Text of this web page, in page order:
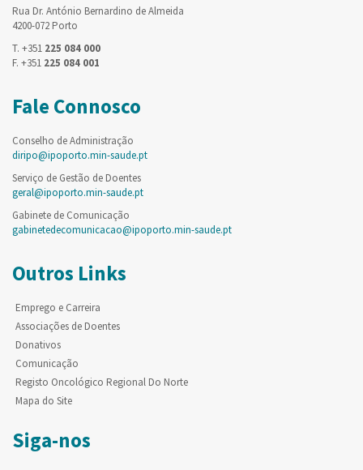
Rua Dr. António Bernardino de Almeida
4200-072 Porto
T. +351 225 084 000
F. +351 225 084 001
Fale Connosco
Conselho de Administração
diripo@ipoporto.min-saude.pt
Serviço de Gestão de Doentes
geral@ipoporto.min-saude.pt
Gabinete de Comunicação
gabinetedecomunicacao@ipoporto.min-saude.pt
Outros Links
Emprego e Carreira
Associações de Doentes
Donativos
Comunicação
Registo Oncológico Regional Do Norte
Mapa do Site
Siga-nos